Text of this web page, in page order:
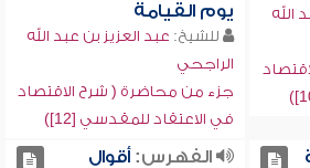
الله
يوم القيامة
للشيخ: عبد العزيز بن عبد الله
الراجحي
جزء من محاضرة ( شرح الاقتصاد
في الاعتقاد للمقدسي [12])
الفهرس:أقوال